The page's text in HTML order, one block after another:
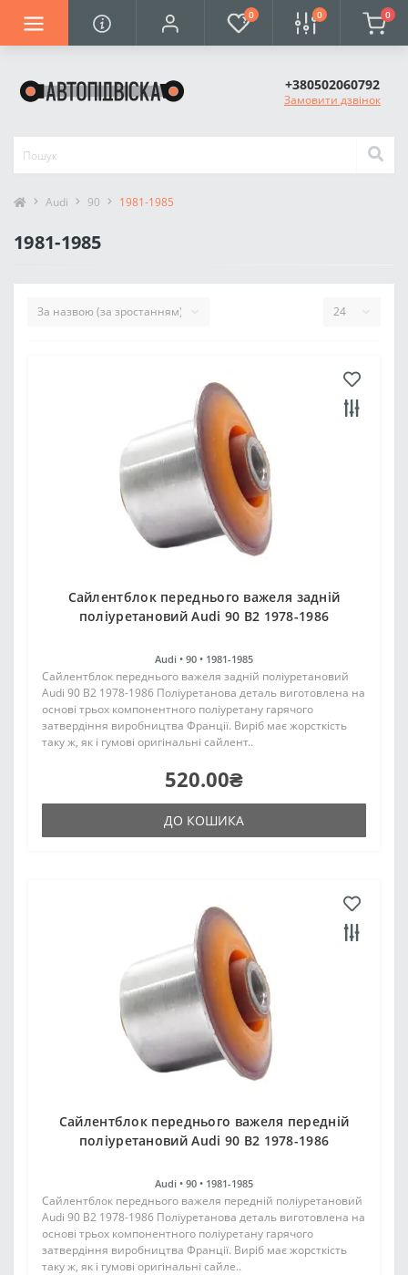
0 0 0
+380502060792
Замовити дзвінок
Audi 90 1981-1985
1981-1985
Cайлентблок переднього важеля задній
поліуретановий Audi 90 B2 1978-1986
Audi • 90 • 1981-1985
Cайлентблок переднього важеля задній поліуретановий
Audi 90 B2 1978-1986 Поліуретанова деталь виготовлена на
основі трьох компонентного поліуретану гарячого
затвердіння виробництва Франції. Виріб має жорсткість
таку ж, як і гумові оригінальні сайлент..
520.00₴
ДО КОШИКА
Cайлентблок переднього важеля передній
поліуретановий Audi 90 B2 1978-1986
Audi • 90 • 1981-1985
Cайлентблок переднього важеля передній поліуретановий
Audi 90 B2 1978-1986 Поліуретанова деталь виготовлена на
основі трьох компонентного поліуретану гарячого
затвердіння виробництва Франції. Виріб має жорсткість
таку ж, як і гумові оригінальні сайле..